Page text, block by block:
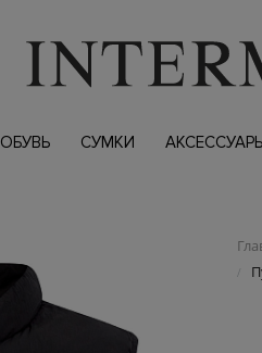
ОБУВЬ СУМКИ
/